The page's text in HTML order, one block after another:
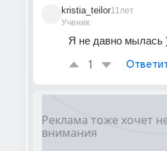
kristia_teilor
Ученик
11лет
Я не давно мылась
1